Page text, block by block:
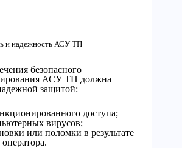
и надежность АСУ ТП
безопасного
АСУ ТП должна
защитой:
доступа;
вирусов;
или поломки в результате